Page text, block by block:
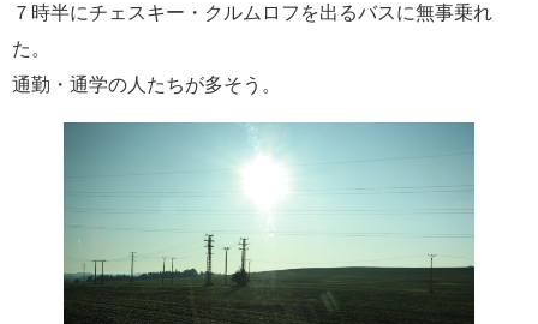
７時半にチェスキー・クルムロフを出るバスに無事乗れ
た。
通勤・通学の人たちが多そう。